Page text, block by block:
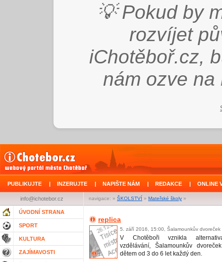
💡 Pokud by
rozvíjet
iChotěboř.cz,
nám ozve na
PUBLIKUJTE | INZERUJTE | NAPIŠTE NÁM | REDAKCE | ONLINE
navigace: » ŠKOLSTVÍ » Mateřské školy »
info@ichotebor.cz
ÚVODNÍ STRANA
SPORT
KULTURA
ZAJÍMAVOSTI
replica
5. září 2016, 15:00, Šalamounkův dvoreček
V Chotěboři vznikla
vzdělávání, Šalamounkův
dětem od 3 do 6 let každý den.